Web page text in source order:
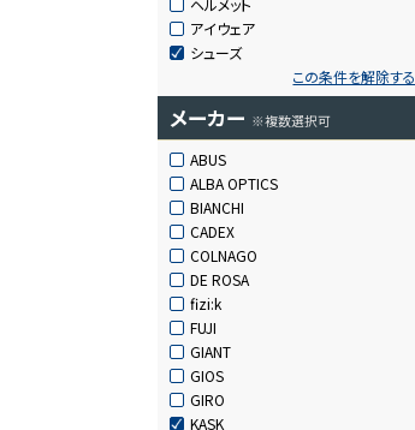
ヘルメット
アイウェア
シューズ
この条件を解除する
メーカー ※複数選択可
ABUS
ALBA OPTICS
BIANCHI
CADEX
COLNAGO
DE ROSA
fizi:k
FUJI
GIANT
GIOS
GIRO
KASK